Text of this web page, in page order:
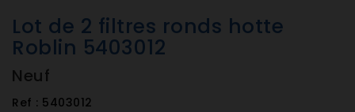
Lot de 2 filtres ronds hotte
Roblin 5403012
Neuf
Ref : 5403012